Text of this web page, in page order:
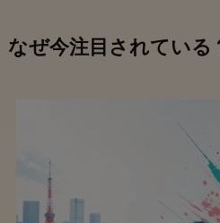
なぜ今注目されている